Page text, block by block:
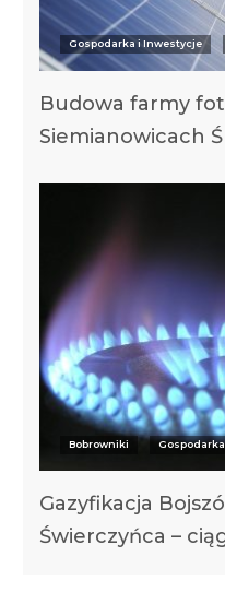
Gospodarka i Inwestycje
Budowa farmy
Siemianowicach
Bobrowniki
Gazyfikacja
Świerczyńca –